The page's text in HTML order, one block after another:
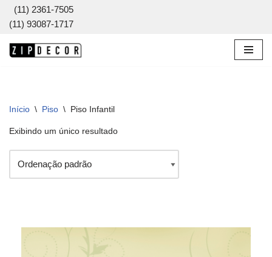
Pular
para
(11) 2361-7505
(11) 93087-1717
Início \ Piso \ Piso Infantil
Exibindo um único resultado